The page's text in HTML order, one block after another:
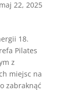
maj 22, 2025
18.
Pilates
z
miejsc na
zabraknąć